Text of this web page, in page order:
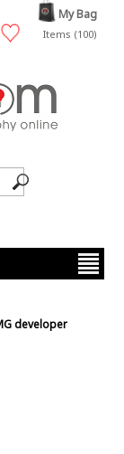
My Bag
Items (100)
developer